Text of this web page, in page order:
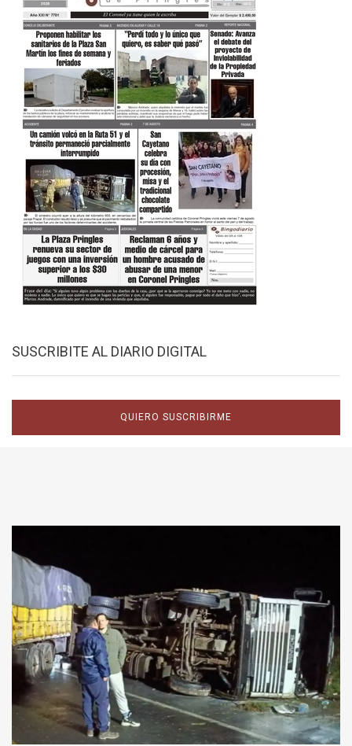
SUSCRIBITE AL DIARIO DIGITAL
QUIERO SUSCRIBIRME